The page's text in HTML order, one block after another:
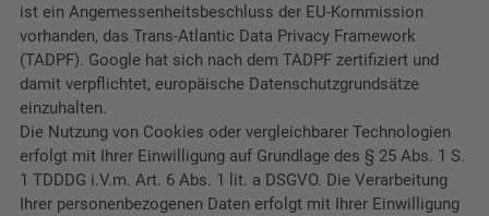
ist ein Angemessenheitsbeschluss der EU-Kommission
vorhanden, das Trans-Atlantic Data Privacy Framework
(TADPF). Google hat sich nach dem TADPF zertifiziert und
damit verpflichtet, europäische Datenschutzgrundsätze
einzuhalten.
Die Nutzung von Cookies oder vergleichbarer Technologien
erfolgt mit Ihrer Einwilligung auf Grundlage des § 25 Abs. 1 S.
1 TDDDG i.V.m. Art. 6 Abs. 1 lit. a DSGVO. Die Verarbeitung
Ihrer personenbezogenen Daten erfolgt mit Ihrer Einwilligung